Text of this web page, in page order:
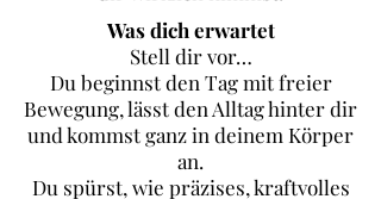
Was dich erwartet
Stell dir vor…
Du beginnst den Tag mit freier
Bewegung, lässt den Alltag hinter dir
und kommst ganz in deinem Körper
an.
Du spürst, wie präzises, kraftvolles